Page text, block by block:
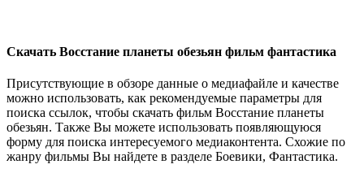
Скачать Восстание планеты обезьян фильм фантастика
Присутствующие в обзоре данные о медиафайле и качестве
можно использовать, как рекомендуемые параметры для
поиска ссылок, чтобы скачать фильм Восстание планеты
обезьян. Также Вы можете использовать появляющуюся
форму для поиска интересуемого медиаконтента. Схожие по
жанру фильмы Вы найдете в разделе Боевики, Фантастика.